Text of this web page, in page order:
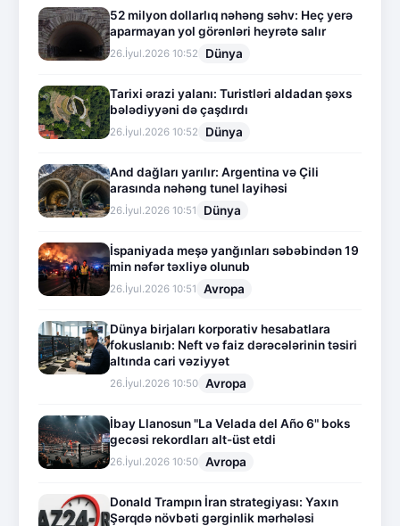
52 milyon dollarlıq nəhəng səhv: Heç yerə
aparmayan yol görənləri heyrətə salır
26.İyul.2026 10:52 Dünya
Tarixi ərazi yalanı: Turistləri aldadan şəxs
bələdiyyəni də çaşdırdı
26.İyul.2026 10:52 Dünya
And dağları yarılır: Argentina və Çili
arasında nəhəng tunel layihəsi
26.İyul.2026 10:51 Dünya
İspaniyada meşə yanğınları səbəbindən 19
min nəfər təxliyə olunub
26.İyul.2026 10:51 Avropa
Dünya birjaları korporativ hesabatlara
fokuslanıb: Neft və faiz dərəcələrinin təsiri
altında cari vəziyyət
26.İyul.2026 10:50 Avropa
İbay Llanosun "La Velada del Año 6" boks
gecəsi rekordları alt-üst etdi
26.İyul.2026 10:50 Avropa
Donald Trampın İran strategiyası: Yaxın
Şərqdə növbəti gərginlik mərhələsi